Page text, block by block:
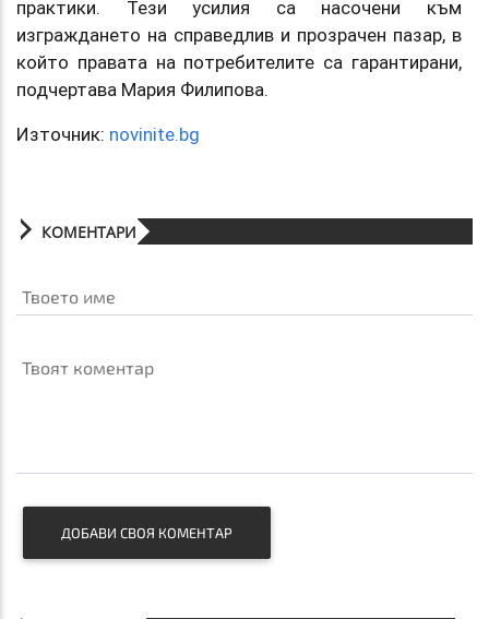
практики. Тези усилия са насочени към
изграждането на справедлив и прозрачен пазар, в
който правата на потребителите са гарантирани,
подчертава Мария Филипова.
Източник: novinite.bg
КОМЕНТАРИ
Твоето име
Твоят коментар
ДОБАВИ СВОЯ КОМЕНТАР